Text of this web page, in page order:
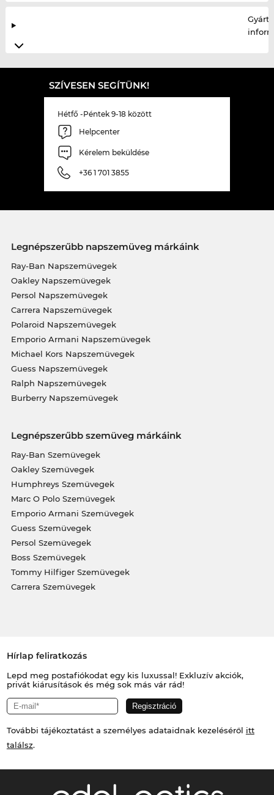
SZÍVESEN SEGÍTÜNK!
Hétfő -Péntek 9-18 között
Helpcenter
Kérelem beküldése
+36 1 701 3855
Legnépszerűbb napszemüveg márkáink
Ray-Ban Napszemüvegek
Oakley Napszemüvegek
Persol Napszemüvegek
Carrera Napszemüvegek
Polaroid Napszemüvegek
Emporio Armani Napszemüvegek
Michael Kors Napszemüvegek
Guess Napszemüvegek
Ralph Napszemüvegek
Burberry Napszemüvegek
Legnépszerűbb szemüveg márkáink
Ray-Ban Szemüvegek
Oakley Szemüvegek
Humphreys Szemüvegek
Marc O Polo Szemüvegek
Emporio Armani Szemüvegek
Guess Szemüvegek
Persol Szemüvegek
Boss Szemüvegek
Tommy Hilfiger Szemüvegek
Carrera Szemüvegek
Hírlap feliratkozás
Lepd meg postafiókodat egy kis luxussal! Exkluzív akciók,
privát kiárusítások és még sok más vár rád!
További tájékoztatást a személyes adataidnak kezeléséről itt
találsz.